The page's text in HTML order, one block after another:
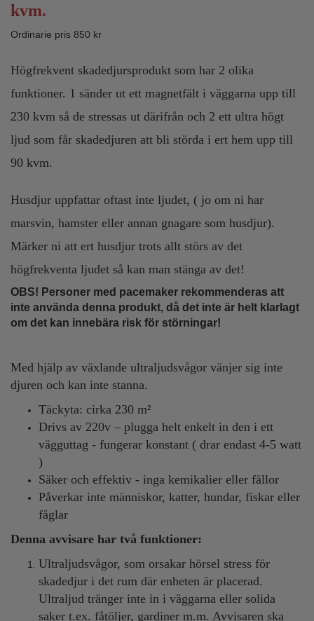
kvm.
Ordinarie pris 850 kr
Högfrekvent skadedjursprodukt som har 2 olika
funktioner. 1 sänder ut ett magnetfält i väggarna upp till
230 kvm så de stressas ut därifrån och 2 ett ultra högt
ljud som får skadedjuren att bli störda i ert hem upp till
90 kvm.
Husdjur uppfattar oftast inte ljudet, ( jo om ni har
marsvin, hamster eller annan gnagare som husdjur).
Märker ni att ert husdjur trots allt störs av det
högfrekventa ljudet så kan man stänga av det!
OBS! Personer med pacemaker rekommenderas att
inte använda denna produkt, då det inte är helt klarlagt
om det kan innebära risk för störningar!
Med hjälp av växlande ultraljudsvågor vänjer sig inte
djuren och kan inte stanna.
Täckyta: cirka 230 m²
Drivs av 220v – plugga helt enkelt in den i ett
vägguttag - fungerar konstant ( drar endast 4-5 watt
)
Säker och effektiv - inga kemikalier eller fällor
Påverkar inte människor, katter, hundar, fiskar eller
fåglar
Denna avvisare har två funktioner:
Ultraljudsvågor, som orsakar hörsel stress för
skadedjur i det rum där enheten är placerad.
Ultraljud tränger inte in i väggarna eller solida
saker t.ex. fåtöljer, gardiner m.m. Avvisaren ska